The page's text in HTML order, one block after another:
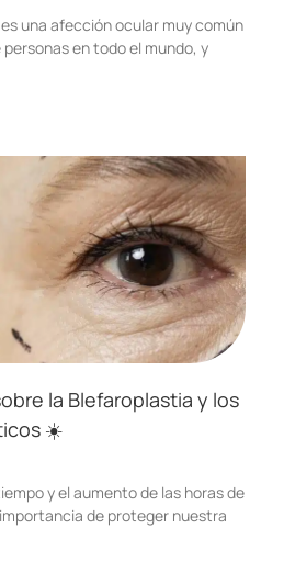
una afección ocular muy común
en todo el mundo, y
la Blefaroplastia y los
☀️
y el aumento de las horas de
de proteger nuestra